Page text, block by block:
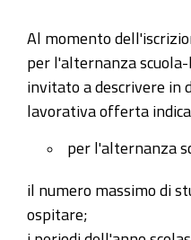
Al momento
per l'alternanza
invitato a descrivere
lavorativa offerta
per l'alternanza
il numero massimo di
ospitare;